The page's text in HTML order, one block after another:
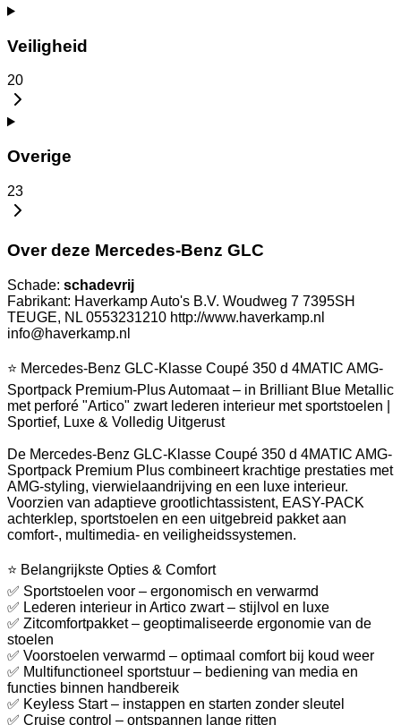
Veiligheid
20
Overige
23
Over deze Mercedes-Benz GLC
Schade: schadevrij
Fabrikant: Haverkamp Auto's B.V. Woudweg 7 7395SH
TEUGE, NL 0553231210 http://www.haverkamp.nl
info@haverkamp.nl
⭐ Mercedes-Benz GLC-Klasse Coupé 350 d 4MATIC AMG-
Sportpack Premium-Plus Automaat – in Brilliant Blue Metallic
met perforé "Artico" zwart lederen interieur met sportstoelen |
Sportief, Luxe & Volledig Uitgerust
De Mercedes-Benz GLC-Klasse Coupé 350 d 4MATIC AMG-
Sportpack Premium Plus combineert krachtige prestaties met
AMG-styling, vierwielaandrijving en een luxe interieur.
Voorzien van adaptieve grootlichtassistent, EASY-PACK
achterklep, sportstoelen en een uitgebreid pakket aan
comfort-, multimedia- en veiligheidssystemen.
⭐ Belangrijkste Opties & Comfort
✅ Sportstoelen voor – ergonomisch en verwarmd
✅ Lederen interieur in Artico zwart – stijlvol en luxe
✅ Zitcomfortpakket – geoptimaliseerde ergonomie van de
stoelen
✅ Voorstoelen verwarmd – optimaal comfort bij koud weer
✅ Multifunctioneel sportstuur – bediening van media en
functies binnen handbereik
✅ Keyless Start – instappen en starten zonder sleutel
✅ Cruise control – ontspannen lange ritten